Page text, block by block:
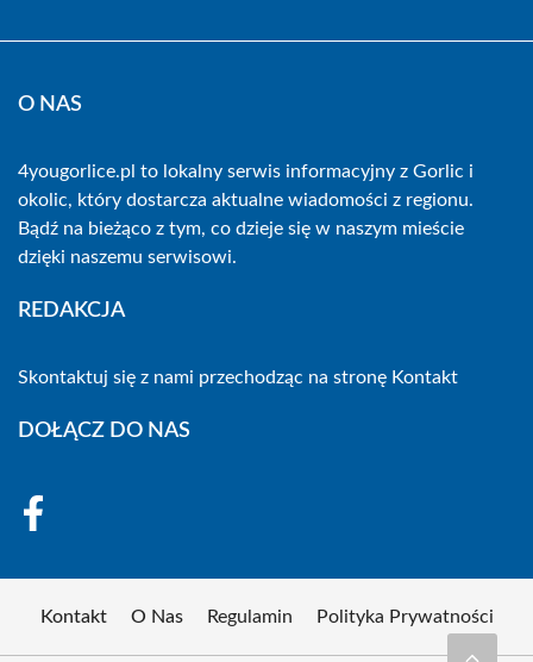
O NAS
4yougorlice.pl to lokalny serwis informacyjny z Gorlic i
okolic, który dostarcza aktualne wiadomości z regionu.
Bądź na bieżąco z tym, co dzieje się w naszym mieście
dzięki naszemu serwisowi.
REDAKCJA
Skontaktuj się z nami przechodząc na stronę Kontakt
DOŁĄCZ DO NAS
Kontakt O Nas Regulamin Polityka Prywatności